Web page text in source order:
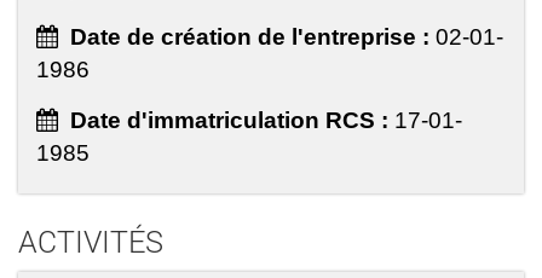
Date de création de l'entreprise : 02-01-
1986
Date d'immatriculation RCS : 17-01-
1985
ACTIVITÉS